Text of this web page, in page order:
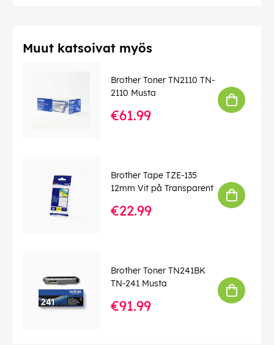
Muut katsoivat myös
Brother Toner TN2110 TN-
2110 Musta
€61.99
Brother Tape TZE-135
12mm Vit på Transparent
€22.99
Brother Toner TN241BK
TN-241 Musta
€91.99